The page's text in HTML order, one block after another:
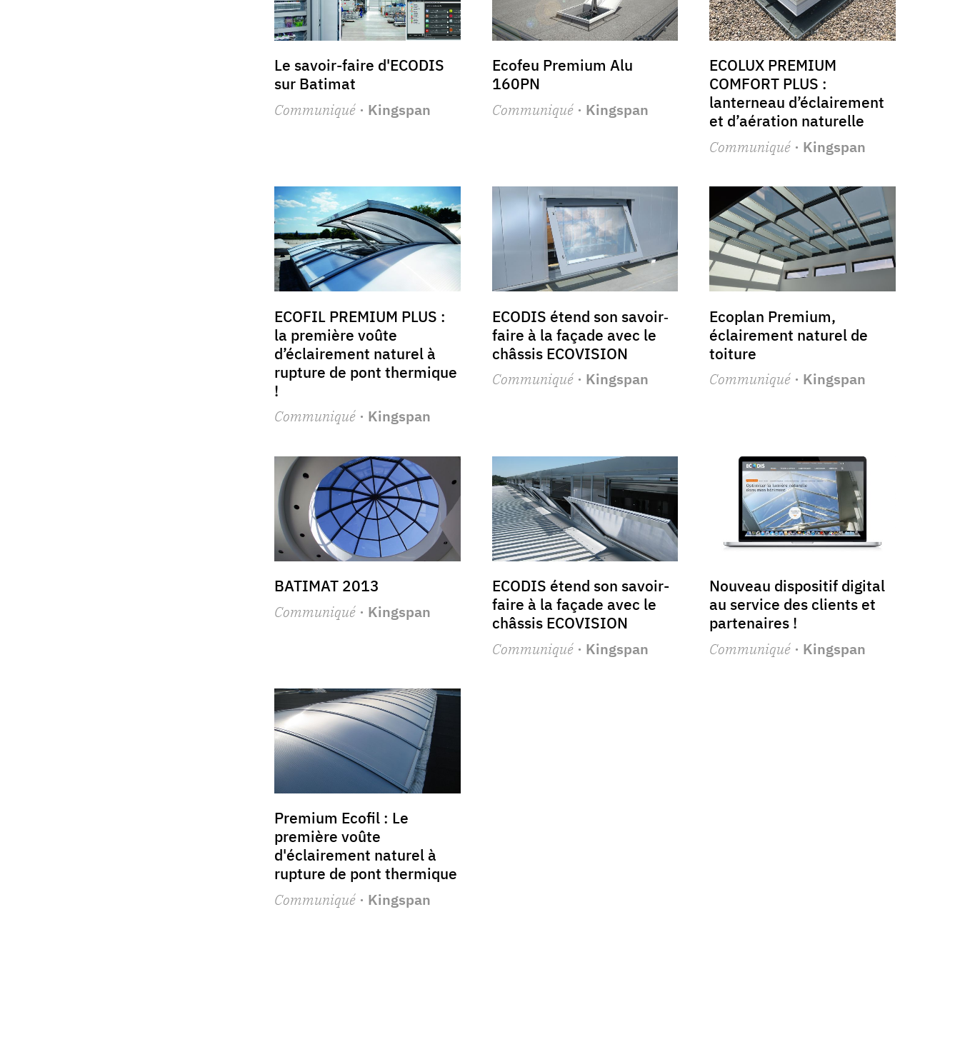
Le savoir-faire d'ECODIS
sur Batimat
Communiqué · Kingspan
Ecofeu Premium Alu
160PN
Communiqué· Kingspan
ECOLUX PREMIUM
COMFORT PLUS :
lanterneau d’éclairement
et d’aération naturelle
Communiqué· Kingspan
ECOFIL PREMIUM PLUS :
la première voûte
d’éclairement naturel à
rupture de pont thermique
!
Communiqué · Kingspan
ECODIS étend son savoir‐
faire à la façade avec le
châssis ECOVISION
Communiqué· Kingspan
Ecoplan Premium,
éclairement naturel de
toiture
Communiqué· Kingspan
BATIMAT 2013
Communiqué · Kingspan
ECODIS étend son savoir-
faire à la façade avec le
châssis ECOVISION
Communiqué· Kingspan
Nouveau dispositif digital
au service des clients et
partenaires !
Communiqué· Kingspan
Premium Ecofil : Le
première voûte
d'éclairement naturel à
rupture de pont thermique
Communiqué · Kingspan